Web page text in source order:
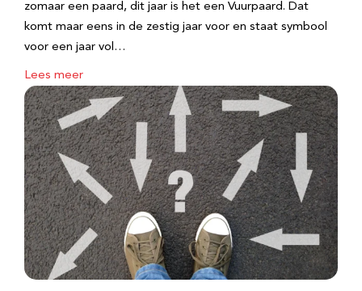
zomaar een paard, dit jaar is het een Vuurpaard. Dat
komt maar eens in de zestig jaar voor en staat symbool
voor een jaar vol…
Lees meer